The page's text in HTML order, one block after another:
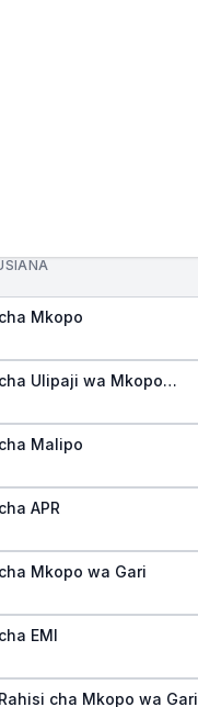
Mkopo
Ulipaji wa Mkopo
Malipo
APR
Mkopo wa Gari
EMI
cha Mkopo wa Gari